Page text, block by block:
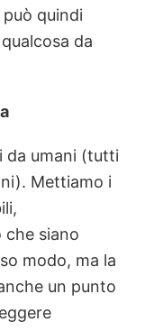
quindi
da
da umani (tutti
Mettiamo i
che siano
modo, ma la
un punto